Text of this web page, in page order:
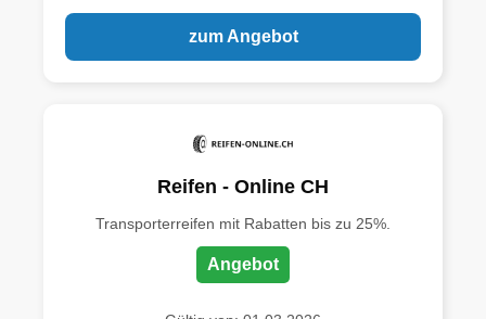
zum Angebot
Reifen - Online CH
Transporterreifen mit Rabatten bis zu 25%.
Angebot